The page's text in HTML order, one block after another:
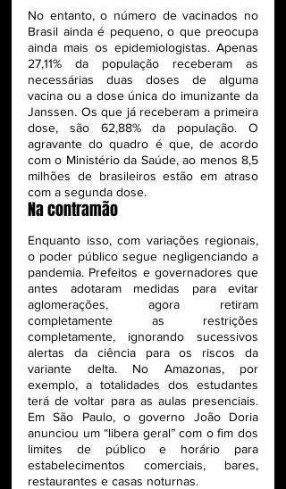
No entanto, o número de vacinados no
Brasil ainda é pequeno, o que preocupa
ainda mais os epidemiologistas. Apenas
27,11% da população receberam as
necessárias duas doses de alguma
vacina ou a dose única do imunizante da
Janssen. Os que já receberam a primeira
dose, são 62,88% da população. O
agravante do quadro é que, de acordo
com o Ministério da Saúde, ao menos 8,5
milhões de brasileiros estão em atraso
com a segunda dose.
Na contramão
Enquanto isso, com variações regionais,
o poder público segue negligenciando a
pandemia. Prefeitos e governadores que
antes adotaram medidas para evitar
aglomerações, agora retiram
completamente as restrições
completamente, ignorando sucessivos
alertas da ciência para os riscos da
variante delta. No Amazonas, por
exemplo, a totalidades dos estudantes
terá de voltar para as aulas presenciais.
Em São Paulo, o governo João Doria
anunciou um “libera geral” com o fim dos
limites de público e horário para
estabelecimentos comerciais, bares,
restaurantes e casas noturnas.